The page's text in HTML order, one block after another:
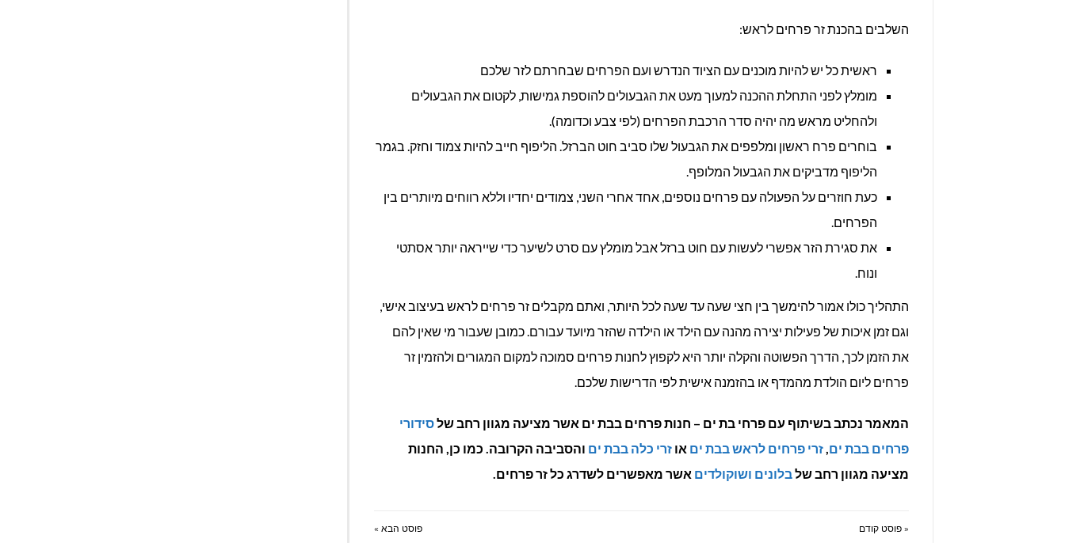
השלבים בהכנת זר פרחים לראש:
ראשית כל יש להיות מוכנים עם הציוד הנדרש ועם הפרחים שבחרתם לזר שלכם
מומלץ לפני התחלת ההכנה למעוך מעט את הגבעולים להוספת גמישות, לקטום את הגבעולים
ולהחליט מראש מה יהיה סדר הרכבת הפרחים (לפי צבע וכדומה).
בוחרים פרח ראשון ומלפפים את הגבעול שלו סביב חוט הברזל. הליפוף חייב להיות צמוד וחזק. בגמר
הליפוף מדביקים את הגבעול המלופף.
כעת חוזרים על הפעולה עם פרחים נוספים, אחד אחרי השני, צמודים יחדיו וללא רווחים מיותרים בין
הפרחים.
את סגירת הזר אפשרי לעשות עם חוט ברזל אבל מומלץ עם סרט לשיער כדי שייראה יותר אסתטי
ונוח.
התהליך כולו אמור להימשך בין חצי שעה עד שעה לכל היותר, ואתם מקבלים זר פרחים לראש בעיצוב אישי,
וגם זמן איכות של פעילות יצירה מהנה עם הילד או הילדה שהזר מיועד עבורם. כמובן שעבור מי שאין להם
את הזמן לכך, הדרך הפשוטה והקלה יותר היא לקפוץ לחנות פרחים סמוכה למקום המגורים ולהזמין זר
פרחים ליום הולדת מהמדף או בהזמנה אישית לפי הדרישות שלכם.
המאמר נכתב בשיתוף עם פרחי בת ים – חנות פרחים בבת ים אשר מציעה מגוון רחב שלסידורי
פרחים בבת ים,זרי פרחים לראש בבת ים אוזרי כלה בבת ים והסביבה הקרובה. כמו כן, החנות
מציעה מגוון רחב שלבלונים ושוקולדים אשר מאפשרים לשדרג כל זר פרחים.
« פוסט קודם פוסט הבא »